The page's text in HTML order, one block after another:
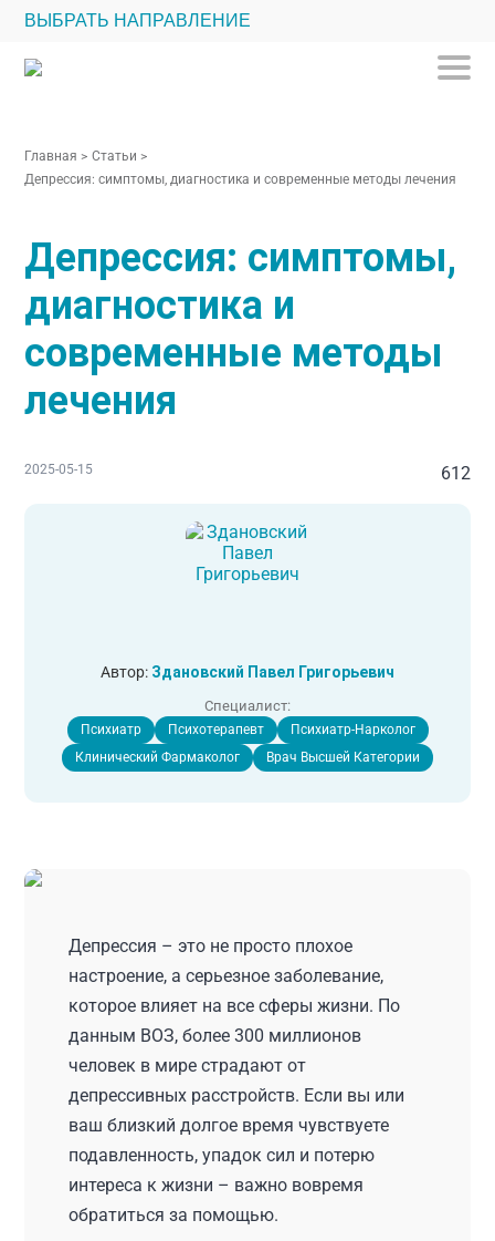
ВЫБРАТЬ НАПРАВЛЕНИЕ
Главная > Статьи >
Депрессия: симптомы, диагностика и современные методы лечения
Депрессия: симптомы,
диагностика и
современные методы
лечения
2025-05-15 612
Автор: Здановский Павел Григорьевич
Специалист:
Психиатр Психотерапевт
Психиатр-Нарколог
Клинический Фармаколог
Врач Высшей Категории
Депрессия – это не просто плохое
настроение, а серьезное заболевание,
которое влияет на все сферы жизни. По
данным ВОЗ, более 300 миллионов
человек в мире страдают от
депрессивных расстройств. Если вы или
ваш близкий долгое время чувствуете
подавленность, упадок сил и потерю
интереса к жизни – важно вовремя
обратиться за помощью.